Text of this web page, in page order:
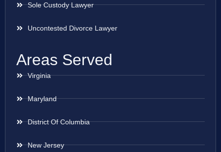
Sole Custody Lawyer
Uncontested Divorce Lawyer
Areas Served
Virginia
Maryland
District Of Columbia
New Jersey